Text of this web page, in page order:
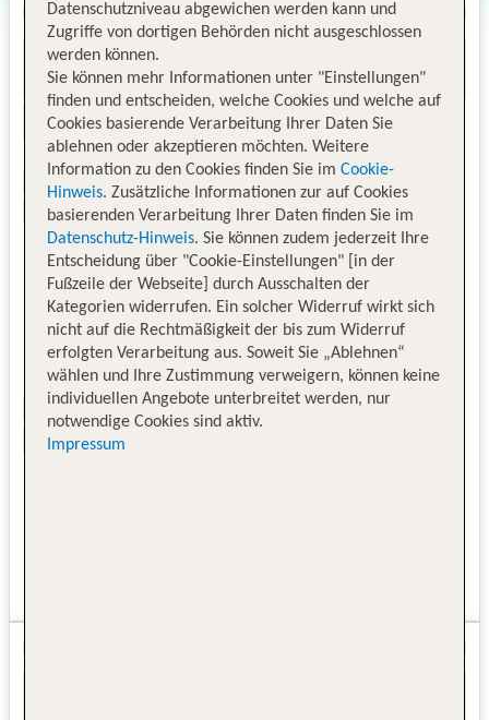
Datenschutzniveau abgewichen werden kann und
Zugriffe von dortigen Behörden nicht ausgeschlossen
werden können.
Sie können mehr Informationen unter "Einstellungen"
finden und entscheiden, welche Cookies und welche auf
Cookies basierende Verarbeitung Ihrer Daten Sie
ablehnen oder akzeptieren möchten. Weitere
Information zu den Cookies finden Sie im Cookie-
Hinweis. Zusätzliche Informationen zur auf Cookies
basierenden Verarbeitung Ihrer Daten finden Sie im
Datenschutz-Hinweis. Sie können zudem jederzeit Ihre
Entscheidung über "Cookie-Einstellungen" [in der
Fußzeile der Webseite] durch Ausschalten der
Kategorien widerrufen. Ein solcher Widerruf wirkt sich
nicht auf die Rechtmäßigkeit der bis zum Widerruf
erfolgten Verarbeitung aus. Soweit Sie „Ablehnen“
wählen und Ihre Zustimmung verweigern, können keine
individuellen Angebote unterbreitet werden, nur
notwendige Cookies sind aktiv.
Impressum